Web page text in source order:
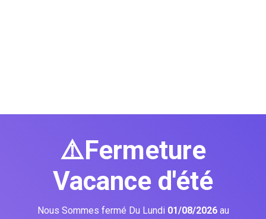
⚠️Fermeture
Vacance d'été
Nous Sommes fermé Du Lundi 01/08/2026 au